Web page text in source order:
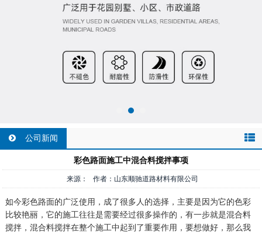
公司新闻
彩色路面施工中混合料搅拌事项
来源： 作者：山东顺驰道路材料有限公司
如今彩色路面的广泛使用，成了很多人的选择，主要是因为它的色彩
比较艳丽，它的施工往往是需要经过很多操作的，有一步就是混合料
搅拌，混合料搅拌在整个施工中起到了重要作用，要想做好，那么我